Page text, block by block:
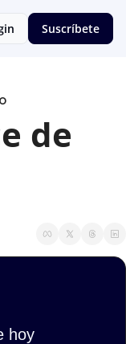
Suscríbete
de
hoy